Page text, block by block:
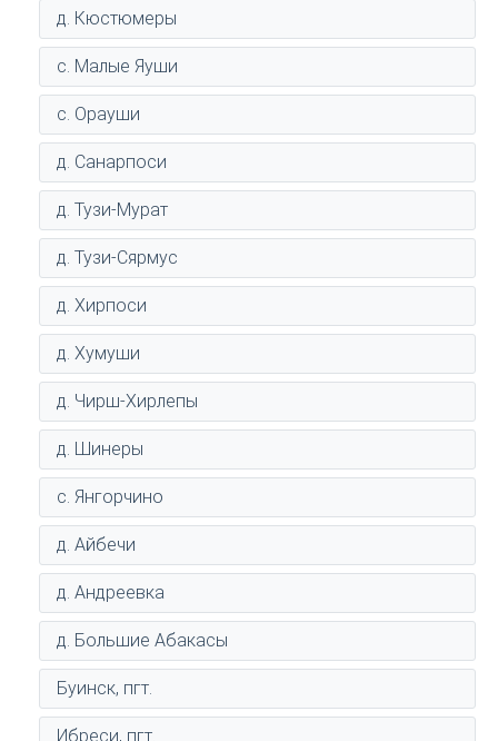
д. Кюстюмеры
с. Малые Яуши
с. Орауши
д. Санарпоси
д. Тузи-Мурат
д. Тузи-Сярмус
д. Хирпоси
д. Хумуши
д. Чирш-Хирлепы
д. Шинеры
с. Янгорчино
д. Айбечи
д. Андреевка
д. Большие Абакасы
Буинск, пгт.
Ибреси, пгт.